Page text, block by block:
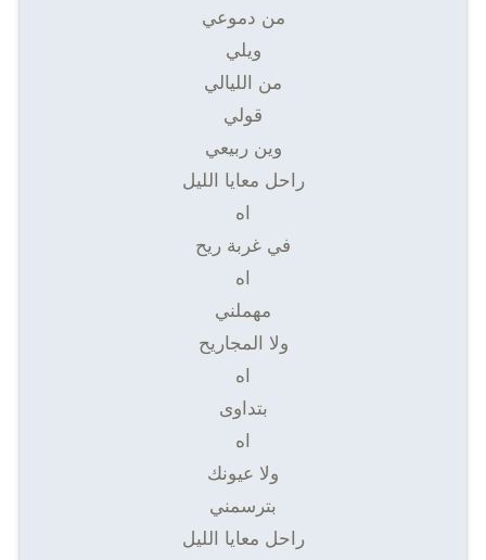
من دموعي
ويلي
من الليالي
قولي
وين ربيعي
راحل معايا الليل
اه
في غربة ريح
اه
مهملني
ولا المجاريح
اه
بتداوى
اه
ولا عيونك
بترسمني
راحل معايا الليل